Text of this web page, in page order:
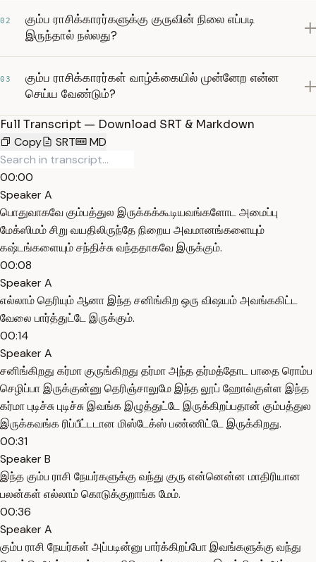
02
கும்ப ராசிக்காரர்களுக்கு குருவின் நிலை எப்படி
இருந்தால் நல்லது?
03
கும்ப ராசிக்காரர்கள் வாழ்க்கையில் முன்னேற என்ன
செய்ய வேண்டும்?
Full Transcript — Download SRT & Markdown
Copy
SRT MD
00:00
Speaker A
பொதுவாகவே கும்பத்துல இருக்கக்கூடியவங்களோட அமைப்பு
மேக்ஸிமம் சிறு வயதிலிருந்தே நிறைய அவமானங்களையும்
கஷ்டங்களையும் சந்திச்சு வந்ததாகவே இருக்கும்.
00:08
Speaker A
எல்லாம் தெரியும் ஆனா இந்த சனிங்கிற ஒரு விஷயம் அவங்ககிட்ட
வேலை பார்த்துட்டே இருக்கும்.
00:14
Speaker A
சனிங்கிறது கர்மா குருங்கிறது தர்மா அந்த தர்மத்தோட பாதை ரொம்ப
செழிப்பா இருக்குன்னு தெரிஞ்சாலுமே இந்த லூப் ஹோல்குள்ள இந்த
கர்மா புடிச்சு புடிச்சு இவங்க இழுத்துட்டே இருக்கிறப்பதான் கும்பத்துல
இருக்கவங்க ரிப்பீட்டடான மிஸ்டேக்ஸ் பண்ணிட்டே இருக்கிறது.
00:31
Speaker B
இந்த கும்ப ராசி நேயர்களுக்கு வந்து குரு என்னென்ன மாதிரியான
பலன்கள் எல்லாம் கொடுக்குறாங்க மேம்.
00:36
Speaker A
கும்ப ராசி நேயர்கள் அப்படின்னு பார்க்கிறப்போ இவங்களுக்கு வந்து